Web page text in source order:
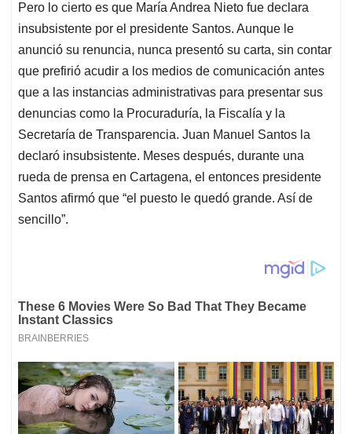
Pero lo cierto es que María Andrea Nieto fue declara
insubsistente por el presidente Santos. Aunque le
anunció su renuncia, nunca presentó su carta, sin contar
que prefirió acudir a los medios de comunicación antes
que a las instancias administrativas para presentar sus
denuncias como la Procuraduría, la Fiscalía y la
Secretaría de Transparencia. Juan Manuel Santos la
declaró insubsistente. Meses después, durante una
rueda de prensa en Cartagena, el entonces presidente
Santos afirmó que “el puesto le quedó grande. Así de
sencillo”.